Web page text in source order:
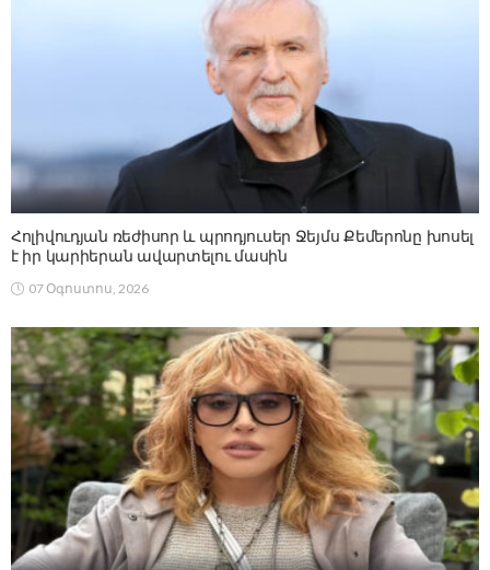
Հոլիվուդյան ռեժիսոր և պրոդյուսեր Ջեյմս Քեմերոնը խոսել
է իր կարիերան ավարտելու մասին
07 Օգոստոս, 2026